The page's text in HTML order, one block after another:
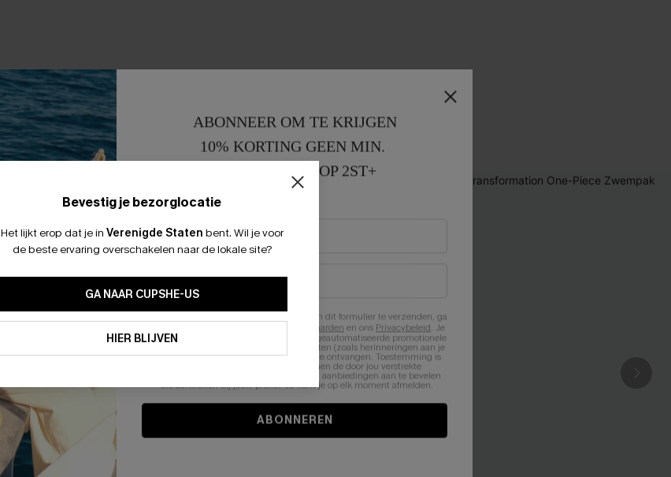
Bevestig je bezorglocatie
Het lijkt erop dat je in Verenigde Staten bent. Wil je voor
de beste ervaring overschakelen naar de lokale site?
GA NAAR CUPSHE-US
HIER BLIJVEN
ABONNEER OM TE KRIJGEN
10% KORTING GEEN MIN.
15% KORTING OP 2ST+
Door je contactgegevens in te vullen en dit formulier te verzenden, ga
Algemene Voorwaarden en ons Privacybeleid. Je
stemt er tevens mee in om herhaalde geautomatiseerde promotionele
en gepersonaliseerde marketingberichten (zoals herinneringen aan je
winkelwagen) en e-mails van Cupshe te ontvangen. Toestemming is
niet vereist voor een aankoop. We kunnen de door jou verstrekte
informatie gebruiken om producten en aanbiedingen aan te bevelen
die aansluiten bij jouw profiel. Je kunt je op elk moment afmelden.
ABONNEREN